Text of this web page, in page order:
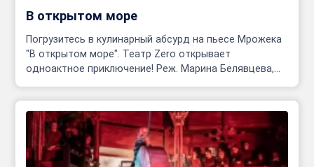
В открытом море
Погрузитесь в кулинарный абсурд на пьесе Мрожека
"В открытом море". Театр Zero открывает
одноактное приключение! Реж. Марина Белявцева,